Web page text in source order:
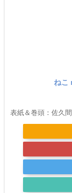
ねこ
表紙＆巻頭：佐久